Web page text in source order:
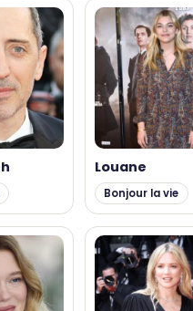
Louane
Bonjour la vie